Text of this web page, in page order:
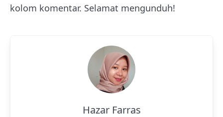
kolom komentar. Selamat mengunduh!
Hazar Farras